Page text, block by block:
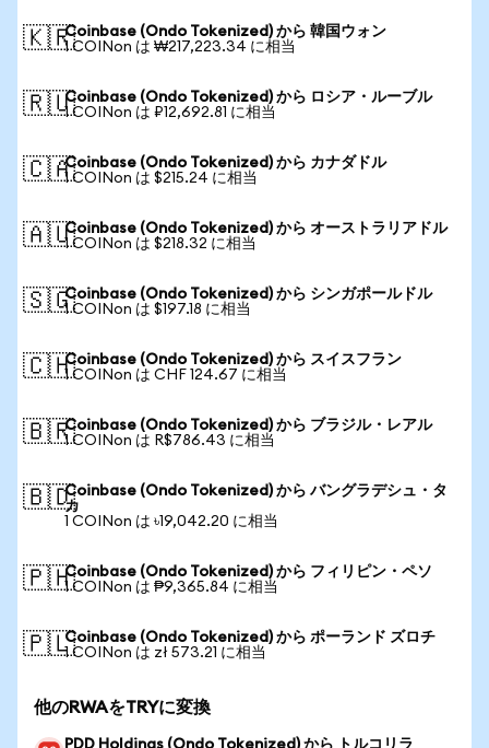
🇰🇷Coinbase (Ondo Tokenized) から 韓国ウォン
1 COINon は ₩217,223.34 に相当
🇷🇺Coinbase (Ondo Tokenized) から ロシア・ルーブル
1 COINon は ₽12,692.81 に相当
🇨🇦Coinbase (Ondo Tokenized) から カナダドル
1 COINon は $215.24 に相当
🇦🇺Coinbase (Ondo Tokenized) から オーストラリアドル
1 COINon は $218.32 に相当
🇸🇬Coinbase (Ondo Tokenized) から シンガポールドル
1 COINon は $197.18 に相当
🇨🇭Coinbase (Ondo Tokenized) から スイスフラン
1 COINon は CHF 124.67 に相当
🇧🇷Coinbase (Ondo Tokenized) から ブラジル・レアル
1 COINon は R$786.43 に相当
🇧🇩Coinbase (Ondo Tokenized) から バングラデシュ・タ
カ
1 COINon は ৳19,042.20 に相当
🇵🇭Coinbase (Ondo Tokenized) から フィリピン・ペソ
1 COINon は ₱9,365.84 に相当
🇵🇱Coinbase (Ondo Tokenized) から ポーランド ズロチ
1 COINon は zł 573.21 に相当
他のRWAをTRYに変換
PDD Holdings (Ondo Tokenized) から トルコリラ